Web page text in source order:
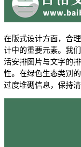
在版式设计方面，合
计中的重要元素。我
活安排图片与文字的
性。在绿色生态类别
过度堆砌信息，保持